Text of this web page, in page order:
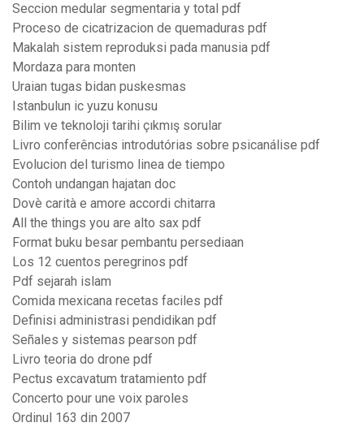
Seccion medular segmentaria y total pdf
Proceso de cicatrizacion de quemaduras pdf
Makalah sistem reproduksi pada manusia pdf
Mordaza para monten
Uraian tugas bidan puskesmas
Istanbulun ic yuzu konusu
Bilim ve teknoloji tarihi çıkmış sorular
Livro conferências introdutórias sobre psicanálise pdf
Evolucion del turismo linea de tiempo
Contoh undangan hajatan doc
Dovè carità e amore accordi chitarra
All the things you are alto sax pdf
Format buku besar pembantu persediaan
Los 12 cuentos peregrinos pdf
Pdf sejarah islam
Comida mexicana recetas faciles pdf
Definisi administrasi pendidikan pdf
Señales y sistemas pearson pdf
Livro teoria do drone pdf
Pectus excavatum tratamiento pdf
Concerto pour une voix paroles
Ordinul 163 din 2007